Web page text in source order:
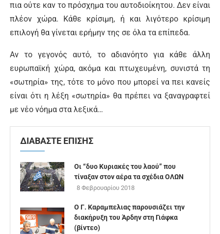
πια ούτε καν το πρόσχημα του αυτοδιοίκητου. Δεν είναι
πλέον χώρα. Κάθε κρίσιμη, ή και λιγότερο κρίσιμη
επιλογή θα γίνεται ερήμην της σε όλα τα επίπεδα.
Αν το γεγονός αυτό, το αδιανόητο για κάθε άλλη
ευρωπαϊκή χώρα, ακόμα και πτωχευμένη, συνιστά τη
«σωτηρία» της, τότε το μόνο που μπορεί να πει κανείς
είναι ότι η λέξη «σωτηρία» θα πρέπει να ξαναγραφτεί
με νέο νόημα στα λεξικά…
ΔΙΑΒΑΣΤΕ ΕΠΙΣΗΣ
Οι “δυο Κυριακές του λαού” που
τίναξαν στον αέρα τα σχέδια ΟΛΩΝ
8 Φεβρουαρίου 2018
Ο Γ. Καραμπελιας παρουσιάζει την
διακήρυξη του Άρδην στη Γιάφκα
(βίντεο)